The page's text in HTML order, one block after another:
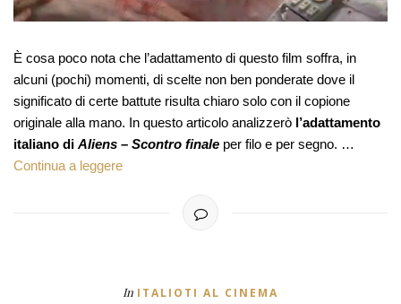
È cosa poco nota che l’adattamento di questo film soffra, in
alcuni (pochi) momenti, di scelte non ben ponderate dove il
significato di certe battute risulta chiaro solo con il copione
originale alla mano. In questo articolo analizzerò l’adattamento
italiano di Aliens – Scontro finale per filo e per segno. …
Continua a leggere
In ITALIOTI AL CINEMA